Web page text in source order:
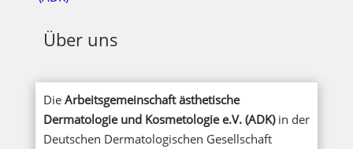
Über uns
Die Arbeitsgemeinschaft ästhetische
Dermatologie und Kosmetologie e.V. (ADK)in der
Deutschen Dermatologischen Gesellschaft